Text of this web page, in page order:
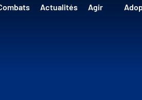
Actualités Agir